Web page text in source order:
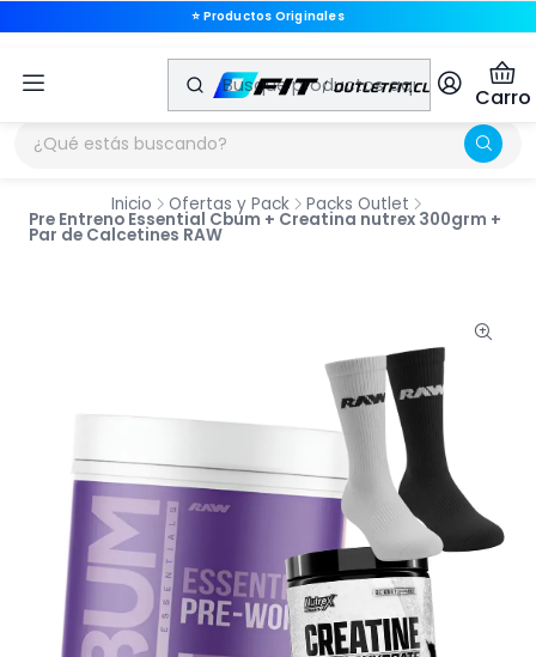
🚚 Envíos a Todo Chile
Carro
Inicio Ofertas y Pack Packs Outlet
Pre Entreno Essential Cbum + Creatina nutrex 300grm +
Par de Calcetines RAW
⭐ Productos Originales